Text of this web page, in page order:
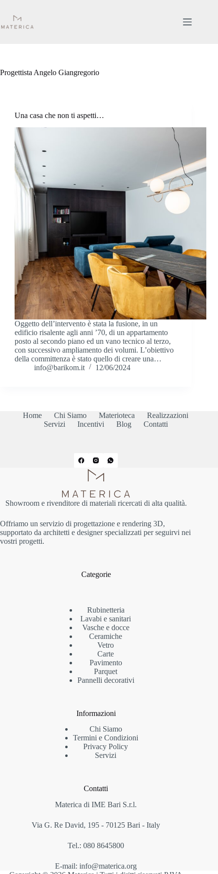
contenuto
Progettista Angelo Giangregorio
Una casa che non ti aspetti…
Oggetto dell’intervento è stata la fusione, in un
edificio risalente agli anni ’70, di un appartamento
posto al secondo piano ed un vano tecnico al terzo,
con successivo ampliamento dei volumi. L’obiettivo
della committenza è stato quello di creare una…
info@barikom.it
12/06/2024
Home Chi Siamo Materioteca
Realizzazioni
Servizi
Incentivi Blog Contatti
Showroom e rivenditore di materiali ricercati di alta qualità.
Offriamo un servizio di progettazione e rendering 3D,
supportato da architetti e designer specializzati per seguirvi nei
vostri progetti.
Categorie
Rubinetteria
Lavabi e sanitari
Vasche e docce
Ceramiche
Vetro
Carte
Pavimento
Parquet
Pannelli decorativi
Informazioni
Chi Siamo
Termini e Condizioni
Privacy Policy
Servizi
Contatti
Materica di IME Bari S.r.l.
Via G. Re David, 195 - 70125 Bari - Italy
Tel.: 080 8645800
E-mail: info@materica.org